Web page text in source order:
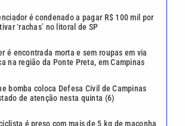
Continua após a publicidade
Esportes
REDES